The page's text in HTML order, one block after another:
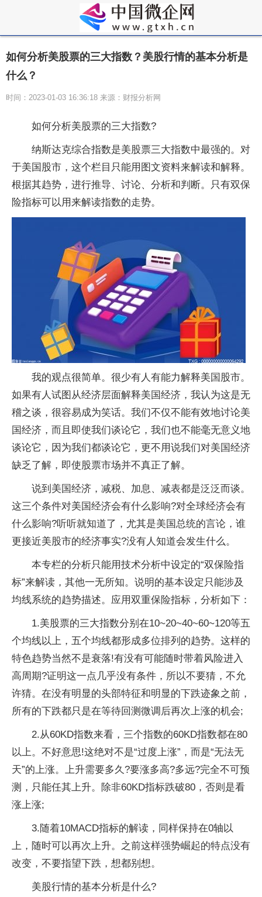
如何分析美股票的三大指数？美股行情的基本分析是
什么？
时间：2023-01-03 16:36:18 来源：财报分析网
如何分析美股票的三大指数?
纳斯达克综合指数是美股票三大指数中最强的。对
于美国股市，这个栏目只能用图文资料来解读和解释。
根据其趋势，进行推导、讨论、分析和判断。只有双保
险指标可以用来解读指数的走势。
我的观点很简单。很少有人有能力解释美国股市。
如果有人试图从经济层面解释美国经济，我认为这是无
稽之谈，很容易成为笑话。我们不仅不能有效地讨论美
国经济，而且即使我们谈论它，我们也不能毫无意义地
谈论它，因为我们都谈论它，更不用说我们对美国经济
缺乏了解，即使股票市场并不真正了解。
说到美国经济，减税、加息、减表都是泛泛而谈。
这三个条件对美国经济会有什么影响?对全球经济会有
什么影响?听听就知道了，尤其是美国总统的言论，谁
更接近美股市的经济事实?没有人知道会发生什么。
本专栏的分析只能用技术分析中设定的“双保险指
标”来解读，其他一无所知。说明的基本设定只能涉及
均线系统的趋势描述。应用双重保险指标，分析如下：
1.美股票的三大指数分别在10~20~40~60~120等五
个均线以上，五个均线都形成多位排列的趋势。这样的
特色趋势当然不是衰落!有没有可能随时带着风险进入
高周期?证明这一点几乎没有条件，所以不要猜，不允
许猜。在没有明显的头部特征和明显的下跌迹象之前，
所有的下跌都只是在等待回测微调后再次上涨的机会;
2.从60KD指数来看，三个指数的60KD指数都在80
以上。不好意思!这绝对不是“过度上涨”，而是“无法无
天”的上涨。上升需要多久?要涨多高?多远?完全不可预
测，只能任其上升。除非60KD指标跌破80，否则是看
涨上涨;
3.随着10MACD指标的解读，同样保持在0轴以
上，随时可以再次上升。之前这样强势崛起的特点没有
改变，不要指望下跌，想都别想。
美股行情的基本分析是什么?